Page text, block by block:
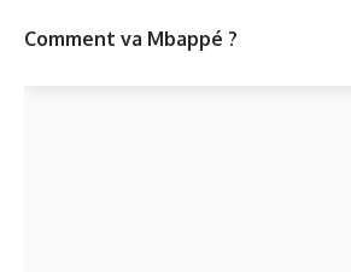
Comment va Mbappé ?